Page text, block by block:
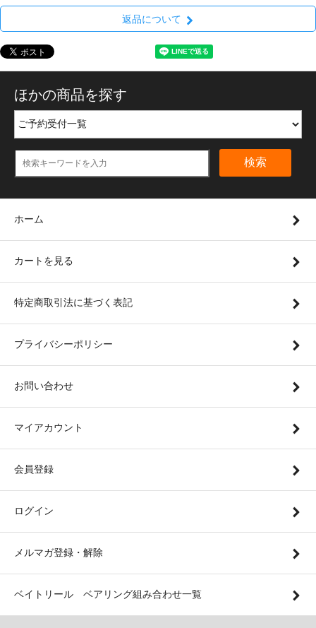
返品について
ほかの商品を探す
検索
ホーム
カートを見る
特定商取引法に基づく表記
プライバシーポリシー
お問い合わせ
マイアカウント
会員登録
ログイン
メルマガ登録・解除
ベイトリール ベアリング組み合わせ一覧